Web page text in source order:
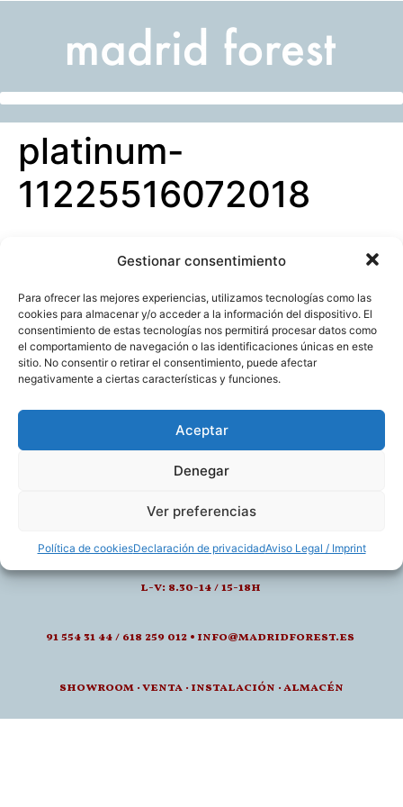
Gestionar consentimiento
Para ofrecer las mejores experiencias, utilizamos tecnologías como las
cookies para almacenar y/o acceder a la información del dispositivo. El
consentimiento de estas tecnologías nos permitirá procesar datos como
el comportamiento de navegación o las identificaciones únicas en este
sitio. No consentir o retirar el consentimiento, puede afectar
negativamente a ciertas características y funciones.
Aceptar
Denegar
Ver preferencias
Política de cookiesDeclaración de privacidadAviso Legal / Imprint
platinum-
11225516072018
l-v: 8.30-14 / 15-18h
91 554 31 44 / 618 259 012 • info@madridforest.es
showroom ·venta · instalación · almacén